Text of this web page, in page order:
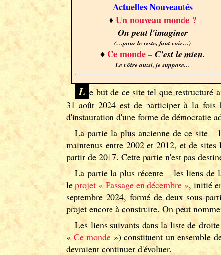
Actuelles Nouveautés
♦Un nouveau monde ?
On peut l'imaginer
(…pour le reste, faut voir…)
♦ Ce monde– C'est le mien.
Le vôtre aussi, je suppose…
L e but de ce site tel que restructuré
31 août 2024 est de participer à la fois
d'instauration d'une forme de démocratie
La partie la plus ancienne de ce site
maintenus entre 2002 et 2012, et de
partir de 2017. Cette partie n'est pas
La partie la plus récente – les liens de
leprojet « Passage en décembre », initié
septembre 2024, formé de deux sous-
projet encore à construire. On peut
Les liens suivants dans la liste de
« Ce monde ») constituent un ensemble
devraient continuer d'évoluer.